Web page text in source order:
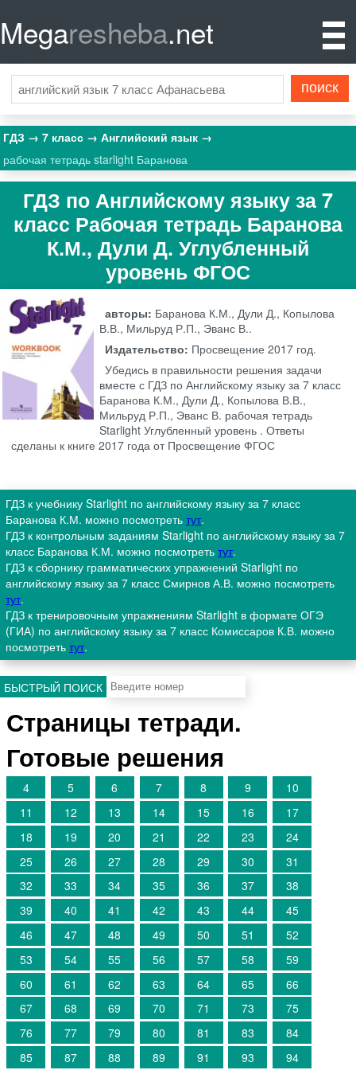
Megaresheba.net
ГДЗ 7 класс
Английский язык
рабочая тетрадь starlight Баранова
ГДЗ по Английскому языку за 7
класс Рабочая тетрадь Баранова
К.М., Дули Д. Углубленный
уровень ФГОС
авторы: Баранова К.М., Дули Д., Копылова
В.В., Мильруд Р.П., Эванс В..
Издательство: Просвещение 2017 год.
Убедись в правильности решения задачи
вместе с ГДЗ по Английскому языку за 7 класс
Баранова К.М., Дули Д., Копылова В.В.,
Мильруд Р.П., Эванс В. рабочая тетрадь
Starlight Углубленный уровень . Ответы
сделаны к книге 2017 года от Просвещение ФГОС
ГДЗ к учебнику Starlight по английскому языку за 7 класс
Баранова К.М. можно посмотреть тут.
ГДЗ к контрольным заданиям Starlight по английскому языку за 7
класс Баранова К.М. можно посмотреть тут.
ГДЗ к сборнику грамматических упражнений Starlight по
английскому языку за 7 класс Смирнов А.В. можно посмотреть
тут.
ГДЗ к тренировочным упражнениям Starlight в формате ОГЭ
(ГИА) по английскому языку за 7 класс Комиссаров К.В. можно
посмотреть тут.
БЫСТРЫЙ ПОИСК
Страницы тетради.
Готовые решения
4 5 6 7 8 9
10
11
12 13 14 15 16
17
18
19 20 21 22 23
24
25
26 27 28 29 30
31
32
33 34 35 36 37
38
39
40 41 42 43 44
45
46
47 48 49 50 51
52
53
54 55 56 57 58
59
60
61 62 63 64 65
66
67
68 69 70 71 73
75
76
77 79 80 81 83
84
85
87 88 89 91 93 94